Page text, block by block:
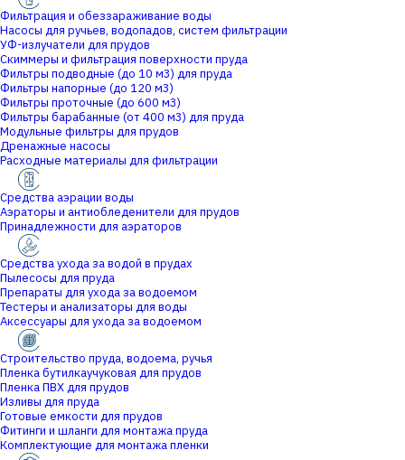
Фильтрация и обеззараживание воды
Насосы для ручьев, водопадов, систем фильтрации
УФ-излучатели для прудов
Скиммеры и фильтрация поверхности пруда
Фильтры подводные (до 10 м3) для пруда
Фильтры напорные (до 120 м3)
Фильтры проточные (до 600 м3)
Фильтры барабанные (от 400 м3) для пруда
Модульные фильтры для прудов
Дренажные насосы
Расходные материалы для фильтрации
Средства аэрации воды
Аэраторы и антиобледенители для прудов
Принадлежности для аэраторов
Средства ухода за водой в прудах
Пылесосы для пруда
Препараты для ухода за водоемом
Тестеры и анализаторы для воды
Аксессуары для ухода за водоемом
Строительство пруда, водоема, ручья
Пленка бутилкаучуковая для прудов
Пленка ПВХ для прудов
Изливы для пруда
Готовые емкости для прудов
Фитинги и шланги для монтажа пруда
Комплектующие для монтажа пленки